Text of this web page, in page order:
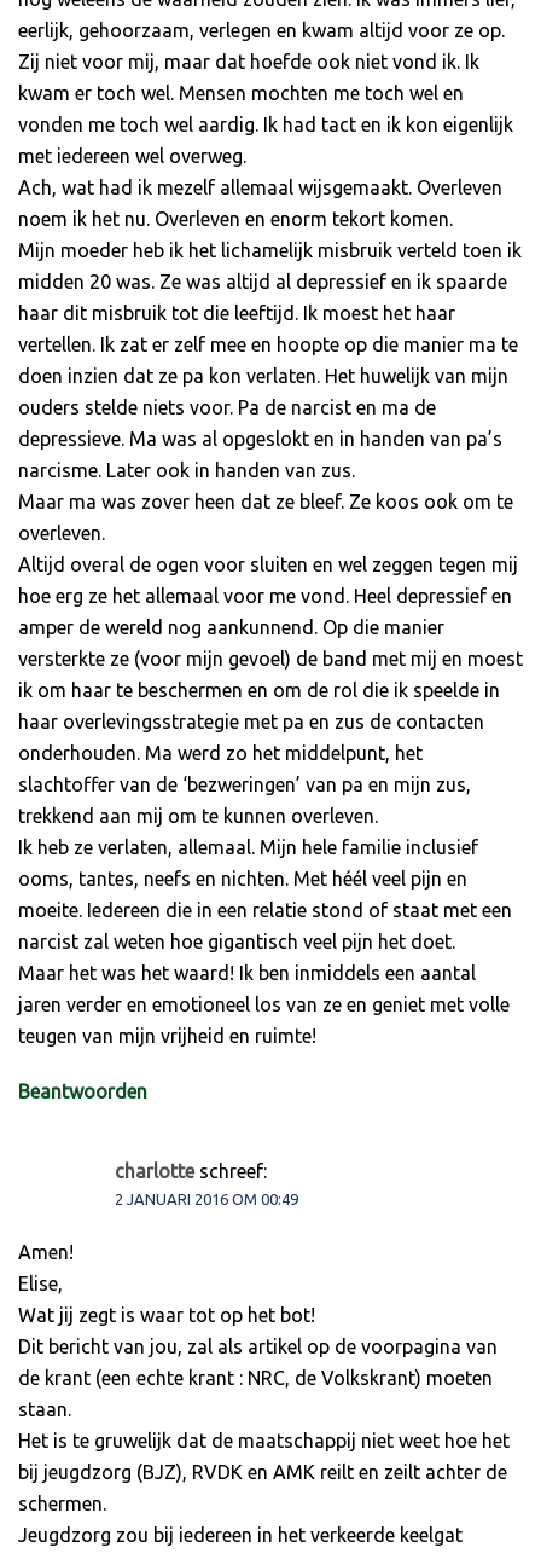
eerlijk, gehoorzaam, verlegen en kwam altijd voor ze op.
Zij niet voor mij, maar dat hoefde ook niet vond ik. Ik
kwam er toch wel. Mensen mochten me toch wel en
vonden me toch wel aardig. Ik had tact en ik kon eigenlijk
met iedereen wel overweg.
Ach, wat had ik mezelf allemaal wijsgemaakt. Overleven
noem ik het nu. Overleven en enorm tekort komen.
Mijn moeder heb ik het lichamelijk misbruik verteld toen ik
midden 20 was. Ze was altijd al depressief en ik spaarde
haar dit misbruik tot die leeftijd. Ik moest het haar
vertellen. Ik zat er zelf mee en hoopte op die manier ma te
doen inzien dat ze pa kon verlaten. Het huwelijk van mijn
ouders stelde niets voor. Pa de narcist en ma de
depressieve. Ma was al opgeslokt en in handen van pa’s
narcisme. Later ook in handen van zus.
Maar ma was zover heen dat ze bleef. Ze koos ook om te
overleven.
Altijd overal de ogen voor sluiten en wel zeggen tegen mij
hoe erg ze het allemaal voor me vond. Heel depressief en
amper de wereld nog aankunnend. Op die manier
versterkte ze (voor mijn gevoel) de band met mij en moest
ik om haar te beschermen en om de rol die ik speelde in
haar overlevingsstrategie met pa en zus de contacten
onderhouden. Ma werd zo het middelpunt, het
slachtoffer van de ‘bezweringen’ van pa en mijn zus,
trekkend aan mij om te kunnen overleven.
Ik heb ze verlaten, allemaal. Mijn hele familie inclusief
ooms, tantes, neefs en nichten. Met héél veel pijn en
moeite. Iedereen die in een relatie stond of staat met een
narcist zal weten hoe gigantisch veel pijn het doet.
Maar het was het waard! Ik ben inmiddels een aantal
jaren verder en emotioneel los van ze en geniet met volle
teugen van mijn vrijheid en ruimte!
Beantwoorden
charlotte schreef:
2 JANUARI 2016 OM 00:49
Amen!
Elise,
Wat jij zegt is waar tot op het bot!
Dit bericht van jou, zal als artikel op de voorpagina van
de krant (een echte krant : NRC, de Volkskrant) moeten
staan.
Het is te gruwelijk dat de maatschappij niet weet hoe het
bij jeugdzorg (BJZ), RVDK en AMK reilt en zeilt achter de
schermen.
Jeugdzorg zou bij iedereen in het verkeerde keelgat